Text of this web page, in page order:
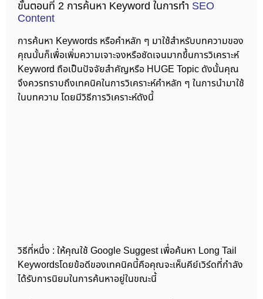
ขั้นตอนที่ 2 การค้นหา Keyword ในการทำ SEO
Content
การค้นหา Keywords หรือคำหลัก ๆ มาใช้สำหรับบทความของ
คุณนั้นก็เพื่อเพิ่มความเจาะจงหรือชัดเจนมากขึ้นการวิเคราะห์
Keyword ถือเป็นปัจจัยสำคัญหรือ HUGE Topic ดังนั้นคุณ
จึงควรทราบถึงเทคนิคในการวิเคราะห์คำหลัก ๆ ในการนำมาใช้
ในบทความ โดยมีวิธีการวิเคราะห์ดังนี้
วิธีที่หนึ่ง : ให้คุณใช้ Google Suggest เพื่อค้นหา Long Tail
Keywordsโดยข้อดีของเทคนิคนี้คือคุณจะเห็นคีย์เวิร์ดที่กำลัง
ได้รับการนิยมในการค้นหาอยู่ในขณะนี้